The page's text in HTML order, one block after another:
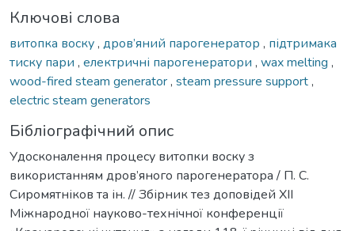
Ключові слова
витопка воску, дров’яний парогенератор , підтримака
тиску пари , електричні парогенератори , wax melting ,
wood-fired steam generator, steam pressure support,
electric steam generators
Бібліографічний опис
Удосконалення процесу витопки воску з
використанням дров’яного парогенератора / П. С.
Сиромятніков та ін. // Збірник тез доповідей XII
Міжнародної науково-технічної конференції